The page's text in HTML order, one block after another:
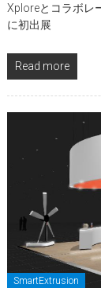
Xploreとコラボレ
に初出展
Read more
SmartExtrusion